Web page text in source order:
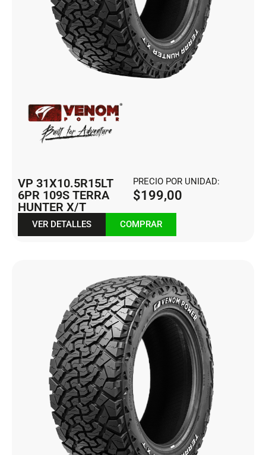
VP 31X10.5R15LT
6PR 109S TERRA
HUNTER X/T
PRECIO POR UNIDAD:
$199,00
VER DETALLES COMPRAR